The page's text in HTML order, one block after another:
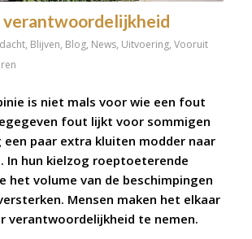
verantwoordelijkheid
, Blijven, Blog, News, Uitvoering, Vooruit
is niet mals voor wie een fout
fout lijkt voor sommigen
een paar extra kluiten modder naar
In hun kielzog roeptoeterende
het volume van de beschimpingen
Mensen maken het elkaar
verantwoordelijkheid te nemen.